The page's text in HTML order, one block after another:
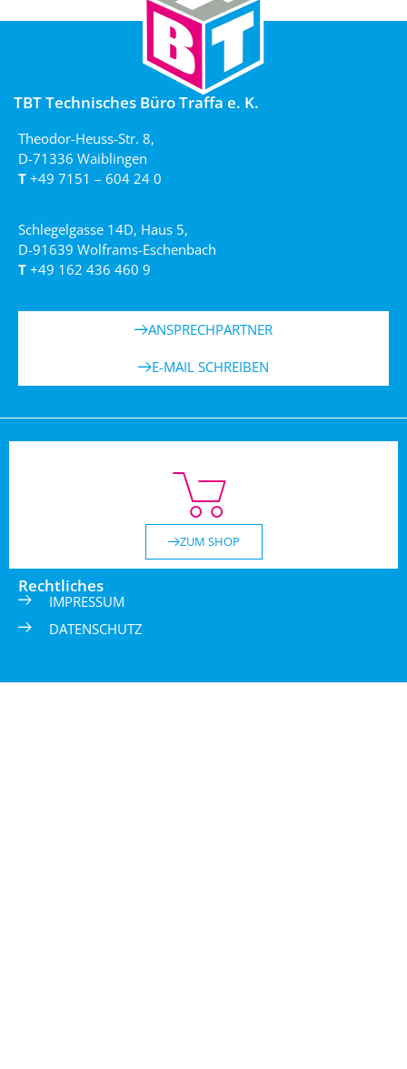
TBT Technisches Büro Traffa e. K.
Theodor-Heuss-Str. 8,
D-71336 Waiblingen
T +49 7151 – 604 24 0
Schlegelgasse 14D, Haus 5,
D-91639 Wolframs-Eschenbach
T +49 162 436 460 9
ANSPRECHPARTNER
E-MAIL SCHREIBEN
ZUM SHOP
Rechtliches
IMPRESSUM
DATENSCHUTZ